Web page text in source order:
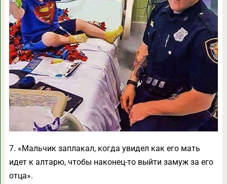
7. «Мальчик заплакал, когда увидел как его мать
идет к алтарю, чтобы наконец-то выйти замуж за его
отца».